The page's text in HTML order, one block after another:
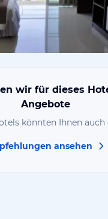
wir für dieses
Angebote
könnten Ihnen auch
ansehen